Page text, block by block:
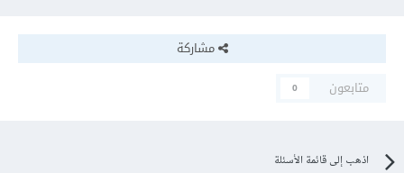
مشاركة
متابعون
0
اذهب إلى قائمة الأسئلة